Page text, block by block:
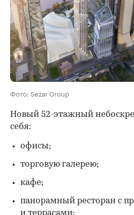
Фото: Sezar Group
Новый 52-этажный
себя:
офисы;
торговую галерею;
кафе;
панорамный ресторан с
и террасами;